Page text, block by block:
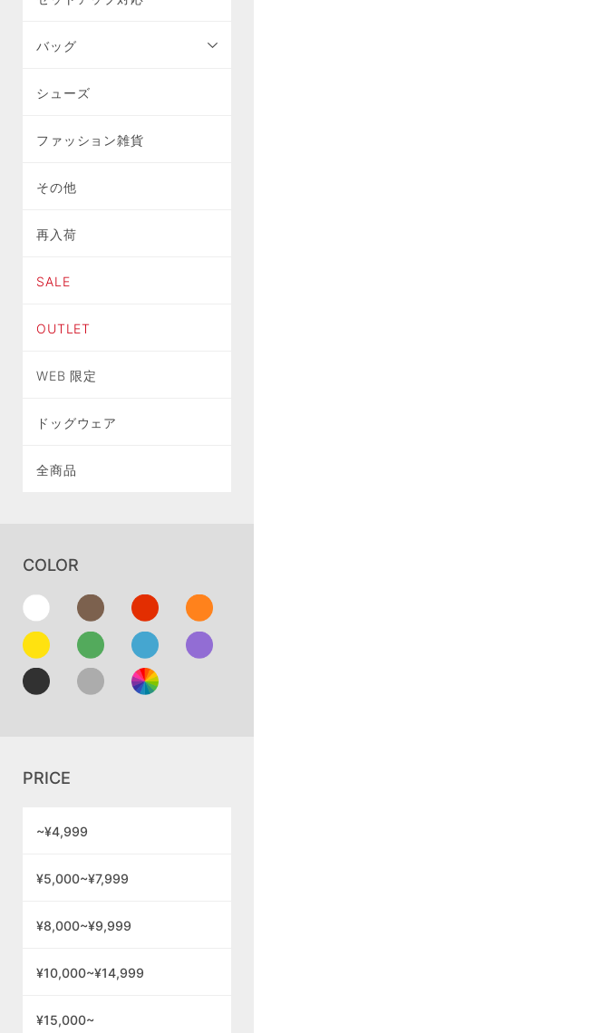
バッグ
シューズ
ファッション雑貨
その他
再入荷
SALE
OUTLET
WEB 限定
ドッグウェア
全商品
COLOR
PRICE
~¥4,999
¥5,000~¥7,999
¥8,000~¥9,999
¥10,000~¥14,999
¥15,000~